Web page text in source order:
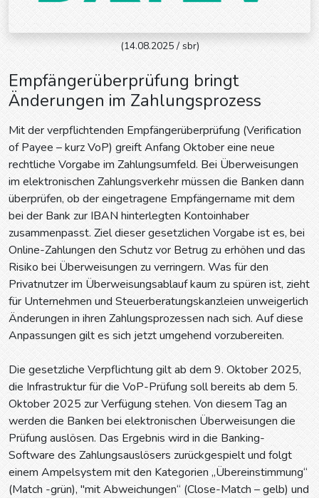
(14.08.2025 / sbr)
Empfängerüberprüfung bringt
Änderungen im Zahlungsprozess
Mit der verpflichtenden Empfängerüberprüfung (Verification
of Payee – kurz VoP) greift Anfang Oktober eine neue
rechtliche Vorgabe im Zahlungsumfeld. Bei Überweisungen
im elektronischen Zahlungsverkehr müssen die Banken dann
überprüfen, ob der eingetragene Empfängername mit dem
bei der Bank zur IBAN hinterlegten Kontoinhaber
zusammenpasst. Ziel dieser gesetzlichen Vorgabe ist es, bei
Online-Zahlungen den Schutz vor Betrug zu erhöhen und das
Risiko bei Überweisungen zu verringern. Was für den
Privatnutzer im Überweisungsablauf kaum zu spüren ist, zieht
für Unternehmen und Steuerberatungskanzleien unweigerlich
Änderungen in ihren Zahlungsprozessen nach sich. Auf diese
Anpassungen gilt es sich jetzt umgehend vorzubereiten.
Die gesetzliche Verpflichtung gilt ab dem 9. Oktober 2025,
die Infrastruktur für die VoP-Prüfung soll bereits ab dem 5.
Oktober 2025 zur Verfügung stehen. Von diesem Tag an
werden die Banken bei elektronischen Überweisungen die
Prüfung auslösen. Das Ergebnis wird in die Banking-
Software des Zahlungsauslösers zurückgespielt und folgt
einem Ampelsystem mit den Kategorien „Übereinstimmung“
(Match -grün), "mit Abweichungen“ (Close-Match – gelb) und